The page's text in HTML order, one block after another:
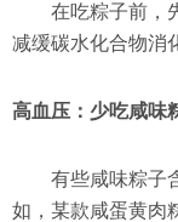
在吃粽子前，
减缓碳水化合物消
高血压：少吃咸味
有些咸味粽子
如，某款咸蛋黄肉